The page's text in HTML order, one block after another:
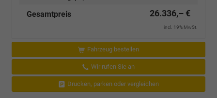
Gesamtpreis 26.336,– €
incl. 19% MwSt.
Fahrzeug bestellen
Wir rufen Sie an
Drucken, parken oder vergleichen